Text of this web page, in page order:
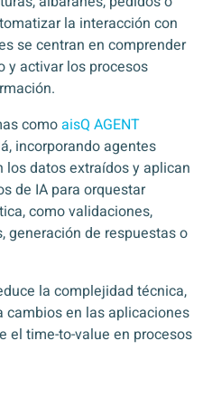
la interacción con
se centran en comprender
y activar los procesos
comoaisQ AGENT
incorporando agentes
datos extraídos y aplican
de IA para orquestar
como validaciones,
generación de respuestas o
la complejidad técnica,
en las aplicaciones
el time-to-value en procesos